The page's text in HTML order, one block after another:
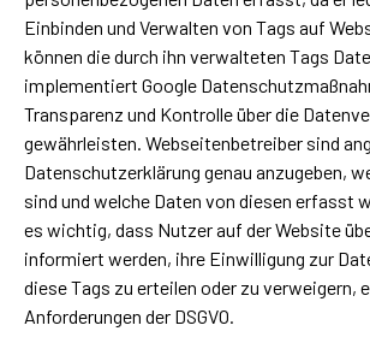
Einbinden und Verwalten von Tags auf
können die durch ihn verwalteten Tags
implementiert Google
Transparenz und Kontrolle über die
gewährleisten. Webseitenbetreiber sind
Datenschutzerklärung genau anzugeben,
sind und welche Daten von diesen erfasst
es wichtig, dass Nutzer auf der Website
informiert werden, ihre Einwilligung zur
diese Tags zu erteilen oder zu verweigern,
Anforderungen der DSGVO.